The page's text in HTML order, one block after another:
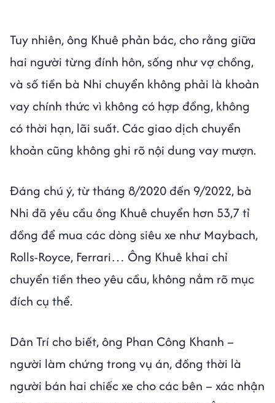
Tuy nhiên, ông Khuê phản bác, cho rằng giữa
hai người từng đính hôn, sống như vợ chồng,
và số tiền bà Nhi chuyển không phải là khoản
vay chính thức vì không có hợp đồng, không
có thời hạn, lãi suất. Các giao dịch chuyển
khoản cũng không ghi rõ nội dung vay mượn.
Đáng chú ý, từ tháng 8/2020 đến 9/2022, bà
Nhi đã yêu cầu ông Khuê chuyển hơn 53,7 tỉ
đồng để mua các dòng siêu xe như Maybach,
Rolls-Royce, Ferrari… Ông Khuê khai chỉ
chuyển tiền theo yêu cầu, không nắm rõ mục
đích cụ thể.
Dân Trí cho biết, ông Phan Công Khanh –
người làm chứng trong vụ án, đồng thời là
người bán hai chiếc xe cho các bên – xác nhận